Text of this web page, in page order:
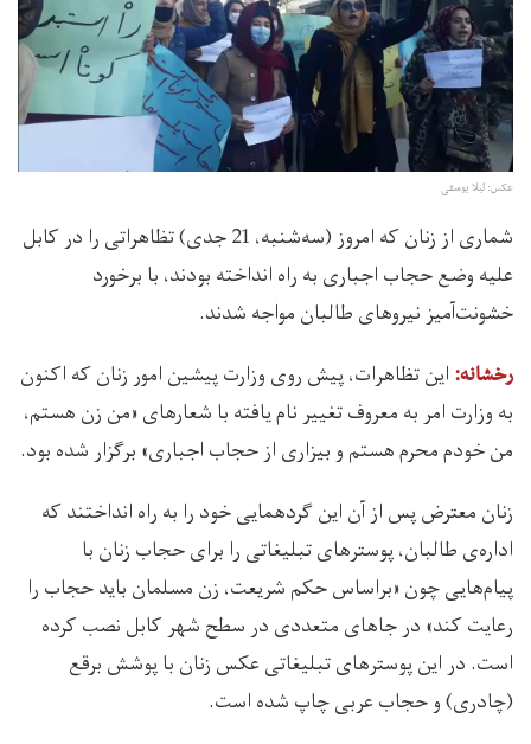
عکس: لیلا یوسفی
شماری از زنان که امروز (سه‌شنبه، 21 جدی) تظاهراتی را در کابل
علیه وضع حجاب اجباری به راه انداخته بودند، با برخورد
خشونت‌آمیز نیروهای طالبان مواجه شدند.
رخشانه: این تظاهرات، پیش روی وزارت پیشین امور زنان که اکنون
به وزارت امر به معروف تغییر نام یافته با شعارهای «من زن هستم،
من خودم محرم هستم و بیزاری از حجاب اجباری» برگزار شده بود.
زنان معترض پس از آن این گردهمایی خود را به راه انداختند که
اداره‌ی طالبان، پوسترهای تبلیغاتی را برای حجاب زنان با
پیام‌هایی چون «براساس حکم شریعت، زن مسلمان باید حجاب را
رعایت کند» در جاهای متعددی در سطح شهر کابل نصب کرده
است. در این پوسترهای تبلیغاتی عکس زنان با پوشش برقع
(چادری) و حجاب عربی چاپ شده است.